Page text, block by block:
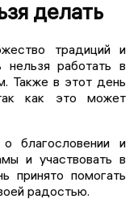
делать
традиций и
работать в
Также в этот день
как это может
благословении и
и участвовать в
принято помогать
радостью.